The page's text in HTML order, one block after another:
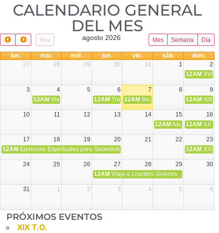
CALENDARIO GENERAL
DEL MES​
Hoy Mes Semana Día
agosto 2026
lun. mar. mié. jue. vie. sáb.
dom.
27
28 29 30 31 1
2
12AM XVIII
3 4 5 6 7 8
9
12AM Viaje Diocesano a Japón.
12AM Transfiguración del Señor
12AM Beatos Cruz Laplana,
12AM XIX
10 11 12 13 14 15
16
12AM Asunción de la
12AM XX
17 18 19 20 21 22
23
12AM Ejercicios Espirituales para Sacerdotes. Priego. 12AM XXI
24 25 26 27 28 29
30
12AM Viaje a Lourdes Jóvenes
31 1 2 3 4 5 6
PRÓXIMOS EVENTOS
XIX T.O.